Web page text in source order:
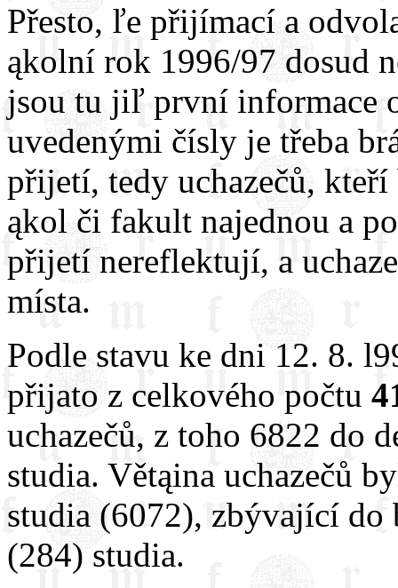
Přesto, ľe přijímací a
ąkolní rok 1996/97 dosud
jsou tu jiľ první informace
uvedenými čísly je třeba
přijetí, tedy uchazečů,
ąkol či fakult najednou a
přijetí nereflektují, a
místa.
Podle stavu ke dni 12. 8.
přijato z celkového počtu
uchazečů, z toho 6822 do
studia. Větąina uchazečů
studia (6072), zbývající do
(284) studia.